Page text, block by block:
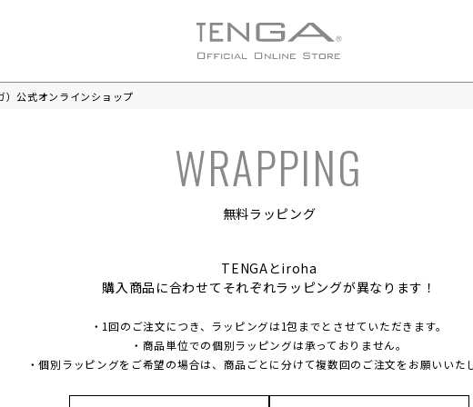
）公式オンラインショップ
無料ラッピング
TENGAとiroha
購入商品に合わせてそれぞれラッピングが異なります！
・1回のご注文につき、ラッピングは1包までとさせていただきます。
・商品単位での個別ラッピングは承っておりません。
・個別ラッピングをご希望の場合は、商品ごとに分けて複数回のご注文をお願いいた